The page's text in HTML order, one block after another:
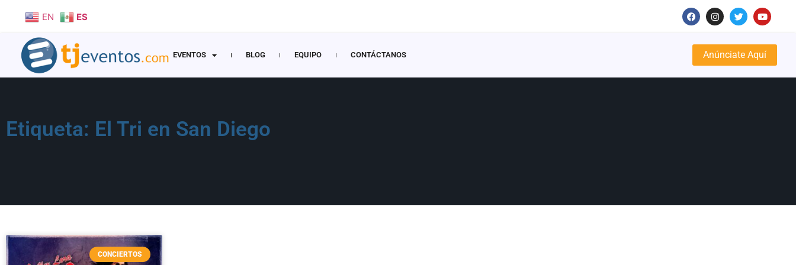
EN ES
EVENTOS BLOG EQUIPO CONTÁCTANOS Anúnciate Aquí
Etiqueta: El Tri en San Diego
CONCIERTOS